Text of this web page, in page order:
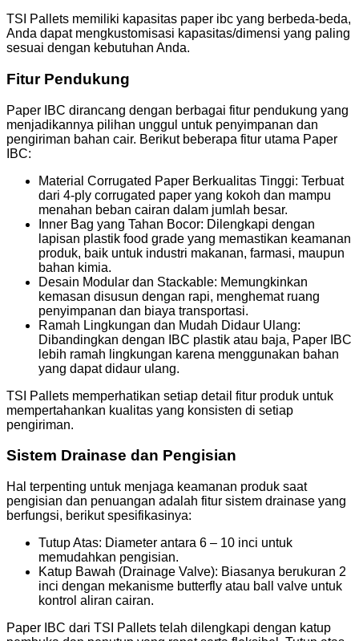
TSI Pallets memiliki kapasitas paper ibc yang berbeda-beda,
Anda dapat mengkustomisasi kapasitas/dimensi yang paling
sesuai dengan kebutuhan Anda.
Fitur Pendukung
Paper IBC dirancang dengan berbagai fitur pendukung yang
menjadikannya pilihan unggul untuk penyimpanan dan
pengiriman bahan cair. Berikut beberapa fitur utama Paper
IBC:
Material Corrugated Paper Berkualitas Tinggi: Terbuat
dari 4-ply corrugated paper yang kokoh dan mampu
menahan beban cairan dalam jumlah besar.
Inner Bag yang Tahan Bocor: Dilengkapi dengan
lapisan plastik food grade yang memastikan keamanan
produk, baik untuk industri makanan, farmasi, maupun
bahan kimia.
Desain Modular dan Stackable: Memungkinkan
kemasan disusun dengan rapi, menghemat ruang
penyimpanan dan biaya transportasi.
Ramah Lingkungan dan Mudah Didaur Ulang:
Dibandingkan dengan IBC plastik atau baja, Paper IBC
lebih ramah lingkungan karena menggunakan bahan
yang dapat didaur ulang.
TSI Pallets memperhatikan setiap detail fitur produk untuk
mempertahankan kualitas yang konsisten di setiap
pengiriman.
Sistem Drainase dan Pengisian
Hal terpenting untuk menjaga keamanan produk saat
pengisian dan penuangan adalah fitur sistem drainase yang
berfungsi, berikut spesifikasinya:
Tutup Atas: Diameter antara 6 – 10 inci untuk
memudahkan pengisian.
Katup Bawah (Drainage Valve): Biasanya berukuran 2
inci dengan mekanisme butterfly atau ball valve untuk
kontrol aliran cairan.
Paper IBC dari TSI Pallets telah dilengkapi dengan katup